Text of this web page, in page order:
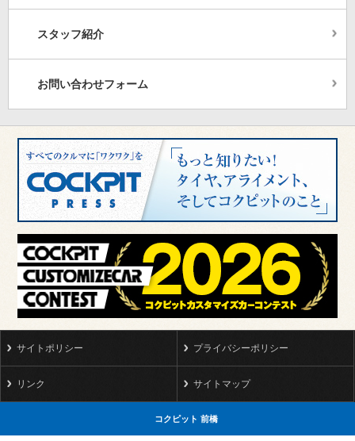
スタッフ紹介
お問い合わせフォーム
サイトポリシー プライバシーポリシー
リンク サイトマップ
コクピット 前橋